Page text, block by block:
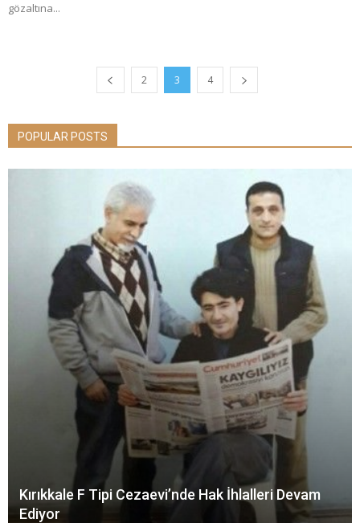
gözaltına...
2 3 4
POPULAR POSTS
Kırıkkale F Tipi Cezaevi’nde Hak İhlalleri Devam
Ediyor